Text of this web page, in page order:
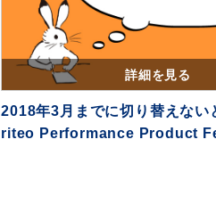
詳細を見る
2018年3月までに切り替えない
riteo Performance Product